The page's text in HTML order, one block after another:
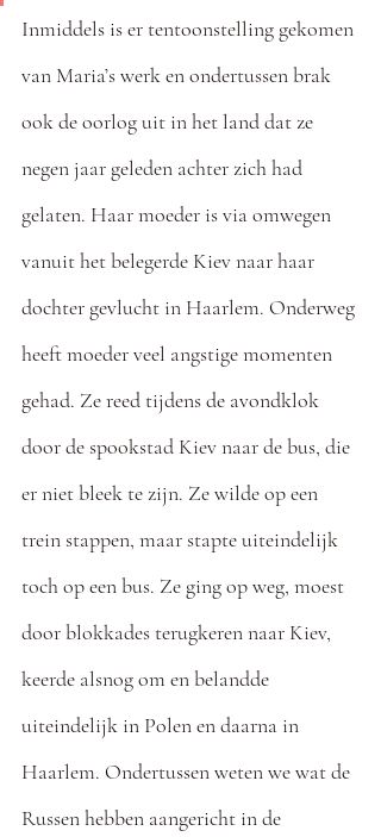
Inmiddels is er tentoonstelling gekomen
van Maria’s werk en ondertussen brak
ook de oorlog uit in het land dat ze
negen jaar geleden achter zich had
gelaten. Haar moeder is via omwegen
vanuit het belegerde Kiev naar haar
dochter gevlucht in Haarlem. Onderweg
heeft moeder veel angstige momenten
gehad. Ze reed tijdens de avondklok
door de spookstad Kiev naar de bus, die
er niet bleek te zijn. Ze wilde op een
trein stappen, maar stapte uiteindelijk
toch op een bus. Ze ging op weg, moest
door blokkades terugkeren naar Kiev,
keerde alsnog om en belandde
uiteindelijk in Polen en daarna in
Haarlem. Ondertussen weten we wat de
Russen hebben aangericht in de